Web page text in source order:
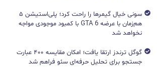
سونی خیال گیمرها را راحت کرد؛ پلی‌استیشن ۵
هم‌زمان با عرضه GTA 6 با کمبود موجودی مواجه
نخواهد شد
گوگل ترندز ارتقا یافت؛ امکان مقایسه ۴۰۰ عبارت
جستجو برای تحلیل حرفه‌ای سئو فراهم شد